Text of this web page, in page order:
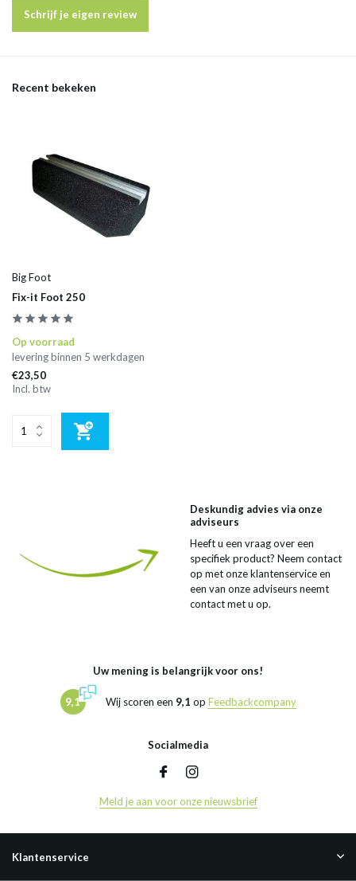
Schrijf je eigen review
Recent bekeken
Big Foot
Fix-it Foot 250
Op voorraad
levering binnen 5 werkdagen
€23,50
Incl. btw
Deskundig advies via onze
adviseurs
Heeft u een vraag over een
specifiek product? Neem contact
op met onze klantenservice en
een van onze adviseurs neemt
contact met u op.
Uw mening is belangrijk voor ons!
9,1 Wij scoren een 9,1 op Feedbackcompany
Socialmedia
Meld je aan voor onze nieuwsbrief
Klantenservice